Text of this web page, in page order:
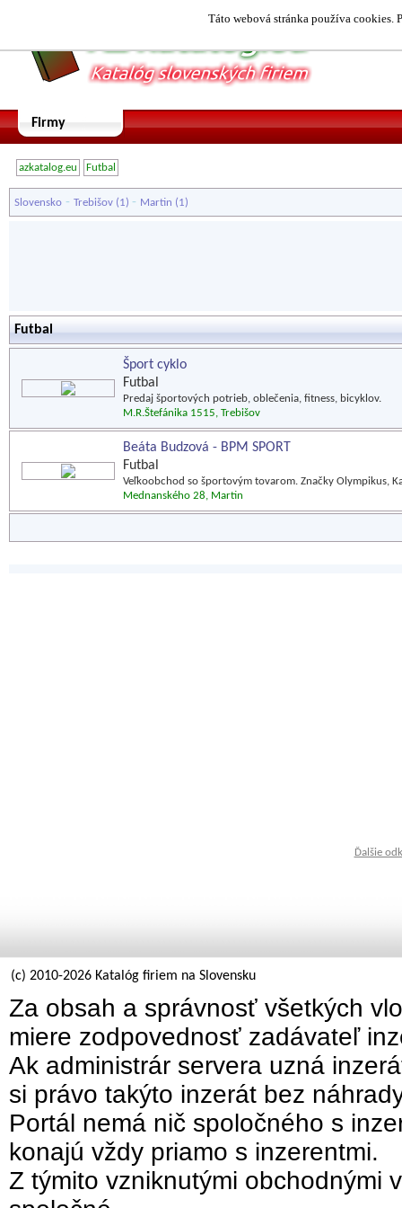
Táto webová stránka používa cookies.
Firmy
azkatalog.eu Futbal
Slovensko - Trebišov (1) - Martin (1)
Futbal
Šport cyklo
Futbal
Predaj športových potrieb, oblečenia, fitness, bicyklov.
M.R.Štefánika 1515, Trebišov
Beáta Budzová - BPM SPORT
Futbal
Veľkoobchod so športovým tovarom. Značky Olympikus,
Mednanského 28, Martin
Ďalšie
(c) 2010-2026 Katalóg firiem na Slovensku
Za obsah a správnosť všetkých
miere zodpovednosť zadávateľ
Ak administrár servera uzná
si právo takýto inzerát bez
Portál nemá nič spoločného s
konajú vždy priamo s inzerentmi.
Z týmito vzniknutými obchodnými